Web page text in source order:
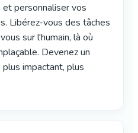
personnaliser vos
Libérez-vous des tâches
sur l'humain, là où
Devenez un
impactant, plus